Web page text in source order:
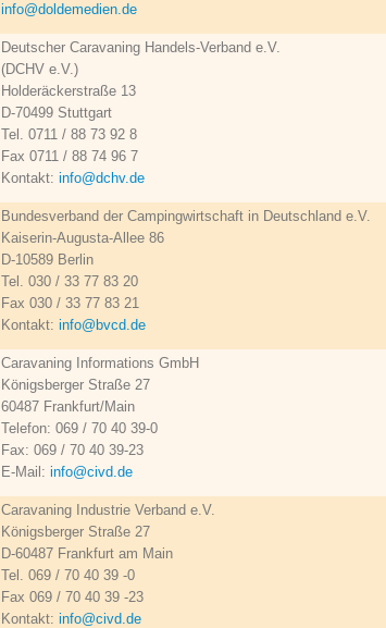
info@doldemedien.de
Deutscher Caravaning Handels-Verband e.V.
(DCHV e.V.)
Holderäckerstraße 13
D-70499 Stuttgart
Tel. 0711 / 88 73 92 8
Fax 0711 / 88 74 96 7
Kontakt:info@dchv.de
Bundesverband der Campingwirtschaft in Deutschland e.V.
Kaiserin-Augusta-Allee 86
D-10589 Berlin
Tel. 030 / 33 77 83 20
Fax 030 / 33 77 83 21
Kontakt:info@bvcd.de
Caravaning Informations GmbH
Königsberger Straße 27
60487 Frankfurt/Main
Telefon: 069 / 70 40 39-0
Fax: 069 / 70 40 39-23
E-Mail:info@civd.de
Caravaning Industrie Verband e.V.
Königsberger Straße 27
D-60487 Frankfurt am Main
Tel. 069 / 70 40 39 -0
Fax 069 / 70 40 39 -23
Kontakt:info@civd.de